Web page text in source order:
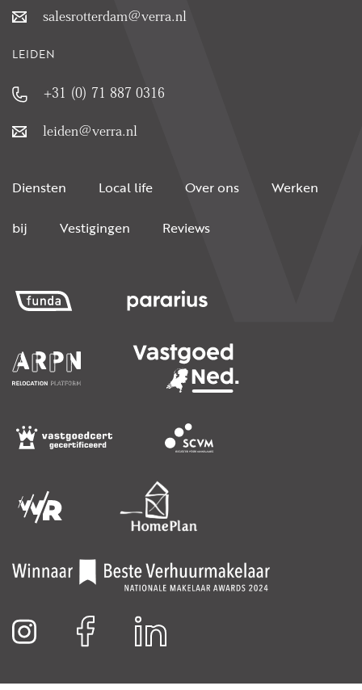
salesrotterdam@verra.nl
LEIDEN
+31 (0) 71 887 0316
leiden@verra.nl
Diensten Local life Over ons Werken
bij Vestigingen Reviews